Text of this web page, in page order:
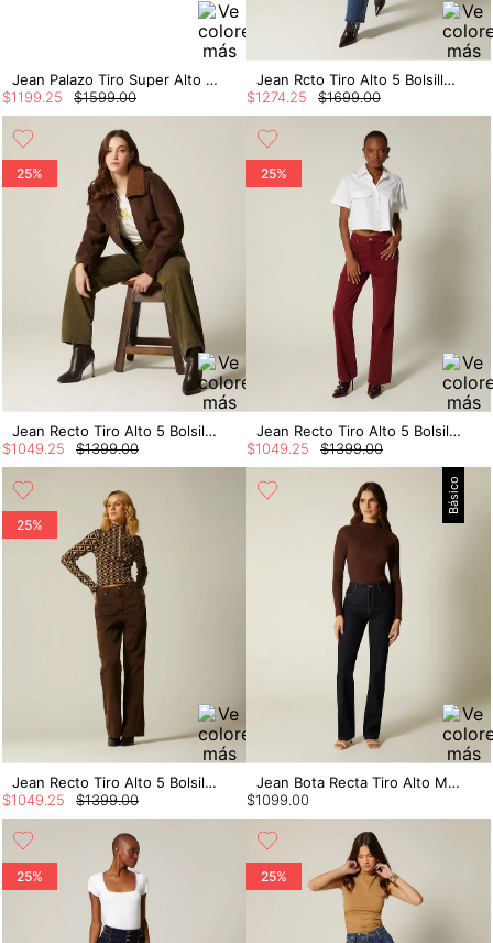
Jean Palazo Tiro Super Alto Con Cortes
$1599.00
$1199 25
Jean Rcto Tiro Alto 5 Bolsillos Rustico
$1699.00
$1274 25
25%
Jean Recto Tiro Alto 5 Bolsillos Colores
$1399.00
$1049 25
25%
Jean Recto Tiro Alto 5 Bolsillos Colores
$1399.00
$1049 25
25%
Jean Recto Tiro Alto 5 Bolsillos Colores
$1399.00
$1049 25
Básico
Jean Bota Recta Tiro Alto Monroe
$1099.00
25% 25%